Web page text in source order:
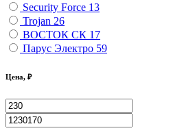
Security Force 13
Trojan 26
ВОСТОК СК 17
Парус Электро 59
Цена, ₽